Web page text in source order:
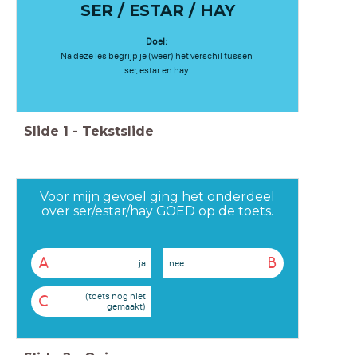
SER / ESTAR / HAY
Doel:
Na deze les begrijp je (weer) het verschil tussen
ser, estar en hay.
Slide 1 - Tekstslide
Voor mijn gevoel ging het onderdeel
over ser/estar/hay GOED op de toets.
A ja B
nee
C
(toets nog niet
gemaakt)